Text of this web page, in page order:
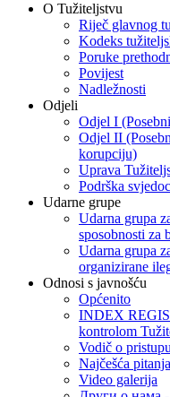
O Tužiteljstvu
Riječ glavnog
Kodeks
Poruke
Povijest
Nadležnosti
Odjeli
Odjel I
Odjel II
korupciju)
Uprava
Podrška
Udarne grupe
Udarna grupa
sposobnosti za
Udarna grupa
organizirane
Odnosi s javnošću
Općenito
INDEX
kontrolom
Vodič o
Najčešća pitanja
Video galerija